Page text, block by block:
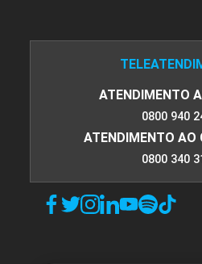
ATENDIMENTO
0800 940
ATENDIMENTO AO
0800 340